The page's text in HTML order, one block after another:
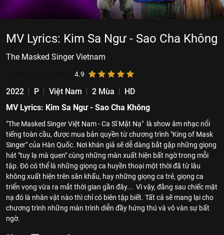
MV Lyrics: Kim Sa Ngư - Sao Cha Không
The Masked Singer Vietnam
4.9
2022 P Việt Nam 2 Mùa
HD
MV Lyrics: Kim Sa Ngư - Sao Cha Không
"The Masked Singer Việt Nam - Ca Sĩ Mặt Nạ" là show âm nhạc nổi
tiếng toàn cầu, được mua bản quyền từ chương trình "King of Mask
Singer" của Hàn Quốc. Nơi khán giả sẽ dễ dàng bắt gặp những giọng
hát "tuy lạ mà quen" cùng những màn xuất hiện bất ngờ trong mỗi
tập. Đó có thể là những giọng ca huyền thoại một thời đã từ lâu
không xuất hiện trên sân khấu, hay những giọng ca trẻ, giọng ca
triển vọng vừa ra mắt thời gian gần đây... Vì vậy, đằng sau chiếc mặt
nạ đó là nhân vật nào thì chỉ có biên tập biết. Tất cả sẽ mang lại cho
chương trình những màn trình diễn đầy hứng thú và vô vàn sự bất
ngờ.